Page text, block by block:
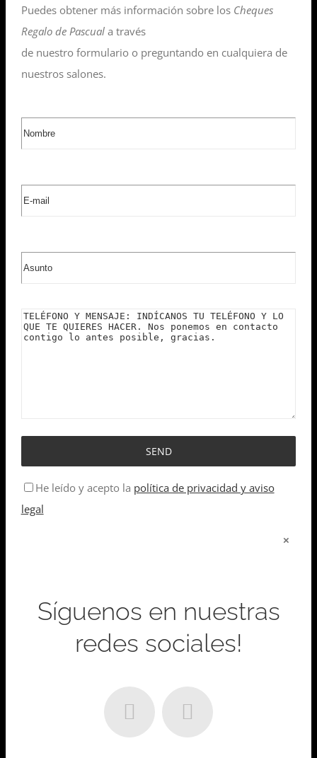
Puedes obtener más información sobre los Cheques
Regalo de Pascuala través
de nuestro formulario o preguntando en cualquiera de
nuestros salones.
He leído y acepto la política de privacidad y aviso
legal
×
Síguenos en nuestras
redes sociales!